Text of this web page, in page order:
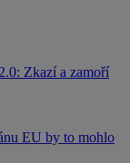
Zkazí a zamoří
EU by to mohlo